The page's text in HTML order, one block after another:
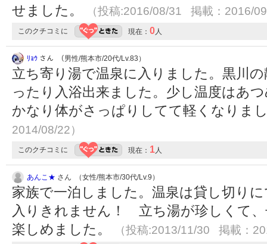
せました。
（投稿:2016/08/31 掲載：2016/
このクチコミに 現在： 0人
ﾘｮｳ さん （男性/熊本市/20代/Lv.83）
立ち寄り湯で温泉に入りました。黒川
ったり入浴出来ました。少し温度はあ
かなり体がさっぱりしてて軽くなりま
2014/08/22）
このクチコミに 現在： 1人
あんこ★ さん （女性/熊本市/30代/Lv.9）
家族で一泊しました。温泉は貸し切り
入りきれません！ 立ち湯が珍しくて
楽しめました。
（投稿:2013/11/30 掲載：